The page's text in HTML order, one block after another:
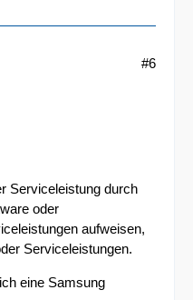
#6
Serviceleistung durch
oder
aufweisen,
Serviceleistungen.
eine Samsung